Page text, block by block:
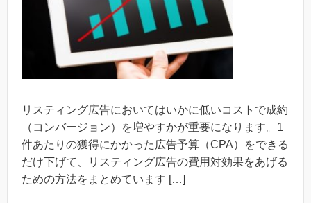
リスティング広告においてはいかに低いコストで成約
（コンバージョン）を増やすかが重要になります。1
件あたりの獲得にかかった広告予算（CPA）をできる
だけ下げて、リスティング広告の費用対効果をあげる
ための方法をまとめています […]